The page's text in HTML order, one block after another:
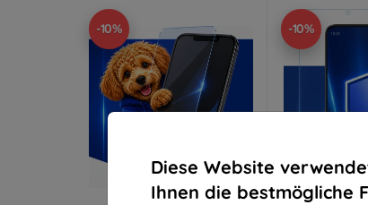
Diese Website
Ihnen die bestmögliche
-10% -10%